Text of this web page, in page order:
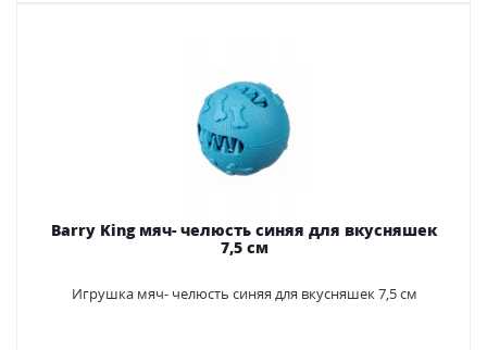
Barry King мяч- челюсть синяя для вкусняшек
7,5 см
Игрушка мяч- челюсть синяя для вкусняшек 7,5 см